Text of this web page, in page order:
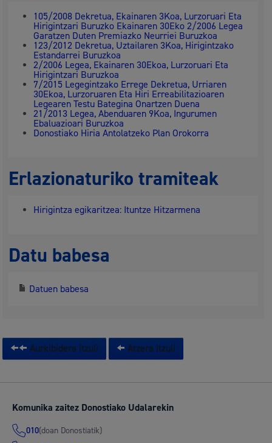
105/2008 Dekretua, Ekainaren 3Koa, Lurzoruari Eta
Hirigintzari Buruzko Ekainaren 30Eko 2/2006 Legea
Garatzen Duten Premiazko Neurriei Buruzkoa
123/2012 Dekretua, Uztailaren 3Koa, Hirigintzako
Estandarrei Buruzkoa
2/2006 Legea, Ekainaren 30Ekoa, Lurzoruari Eta
Hirigintzari Buruzkoa
7/2015 Legegintzako Errege Dekretua, Urriaren
30Ekoa, Lurzoruaren Eta Hiri Erreabilitazioaren
Legearen Testu Bategina Onartzen Duena
21/2013 Legea, Abenduaren 9Koa, Ingurumen
Ebaluazioari Buruzkoa
Donostiako Hiria Antolatzeko Plan Orokorra
Erlazionaturiko tramiteak
Hirigintza egikaritzea: Ituntze Hitzarmena
Datu babesa
Datuen babesa
Aurkibidera itzuli Atzera itzuli
Komunika zaitez Donostiako Udalarekin
010(doan Donostiatik)